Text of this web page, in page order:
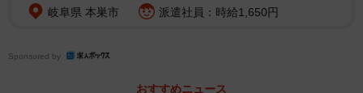
岐阜県 本巣市
派遣社員：時給1,650円
Sponsored by
おすすめニュース